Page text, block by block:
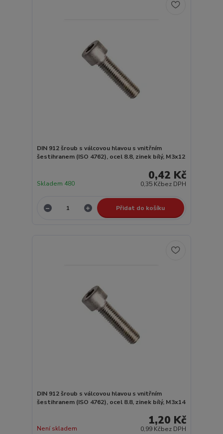
DIN 912 šroub s válcovou hlavou s vnitřním
šestihranem (ISO 4762), ocel 8.8, zinek bílý, M3x12
0,42 Kč
0,35 Kčbez DPH
Skladem 480
Přidat do košíku
DIN 912 šroub s válcovou hlavou s vnitřním
šestihranem (ISO 4762), ocel 8.8, zinek bílý, M3x14
1,20 Kč
0,99 Kčbez DPH
Není skladem